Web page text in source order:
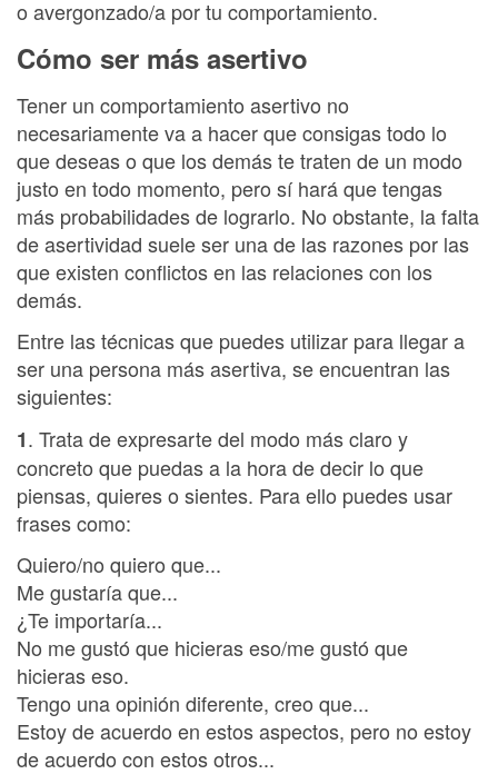
o avergonzado/a por tu comportamiento.
Cómo ser más asertivo
Tener un comportamiento asertivo no
necesariamente va a hacer que consigas todo lo
que deseas o que los demás te traten de un modo
justo en todo momento, pero sí hará que tengas
más probabilidades de lograrlo. No obstante, la falta
de asertividad suele ser una de las razones por las
que existen conflictos en las relaciones con los
demás.
Entre las técnicas que puedes utilizar para llegar a
ser una persona más asertiva, se encuentran las
siguientes:
1. Trata de expresarte del modo más claro y
concreto que puedas a la hora de decir lo que
piensas, quieres o sientes. Para ello puedes usar
frases como:
Quiero/no quiero que...
Me gustaría que...
¿Te importaría...
No me gustó que hicieras eso/me gustó que
hicieras eso.
Tengo una opinión diferente, creo que...
Estoy de acuerdo en estos aspectos, pero no estoy
de acuerdo con estos otros...